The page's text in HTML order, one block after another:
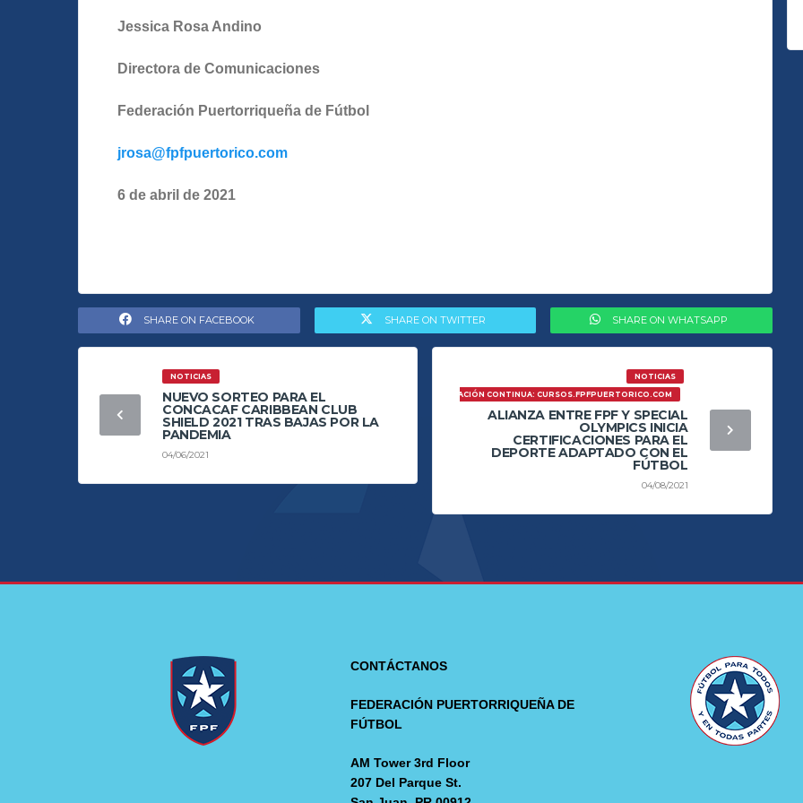
Jessica Rosa Andino
Directora de Comunicaciones
Federación Puertorriqueña de Fútbol
jrosa@fpfpuertorico.com
6 de abril de 2021
SHARE ON FACEBOOK SHARE ON TWITTER SHARE ON WHATSAPP
NOTICIAS
NUEVO SORTEO PARA EL
CONCACAF CARIBBEAN CLUB
SHIELD 2021 TRAS BAJAS POR LA
PANDEMIA
04/06/2021
NOTICIAS
PLATAFORMA ONLINE DE EDUCACIÓN CONTINUA: CURSOS.FPFPUERTORICO.COM
ALIANZA ENTRE FPF Y SPECIAL
OLYMPICS INICIA
CERTIFICACIONES PARA EL
DEPORTE ADAPTADO CON EL
FÚTBOL
04/08/2021
CONTÁCTANOS
FEDERACIÓN PUERTORRIQUEÑA DE
FÚTBOL
AM Tower 3rd Floor
207 Del Parque St.